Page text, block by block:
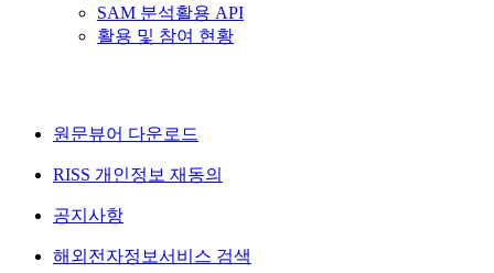
SAM 분석활용 API
활용 및 참여 현황
원문뷰어 다운로드
RISS 개인정보 재동의
공지사항
해외전자정보서비스 검색